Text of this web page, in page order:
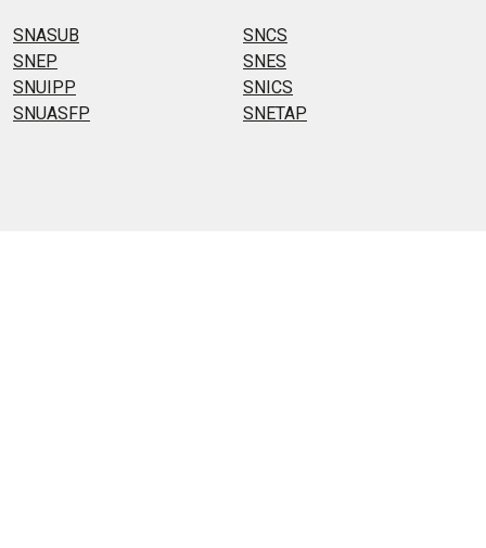
SNASUB
SNCS
SNEP
SNES
SNUIPP
SNICS
SNUASFP
SNETAP